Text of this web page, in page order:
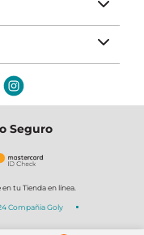
Seguro
tu Tienda en línea.
Compañia Goly